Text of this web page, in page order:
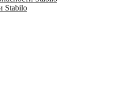
Stabilo